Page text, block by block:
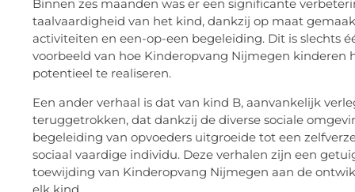
Binnen zes maanden was er een significante
taalvaardigheid van het kind, dankzij op maat
activiteiten en een-op-een begeleiding. Dit is slechts
voorbeeld van hoe Kinderopvang Nijmegen kinderen
potentieel te realiseren.
Een ander verhaal is dat van kind B, aanvankelijk
teruggetrokken, dat dankzij de diverse sociale
begeleiding van opvoeders uitgroeide tot een
sociaal vaardige individu. Deze verhalen zijn een
toewijding van Kinderopvang Nijmegen aan de
elk kind.